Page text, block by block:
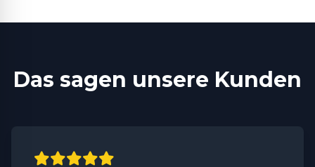
Das sagen unsere Kunden